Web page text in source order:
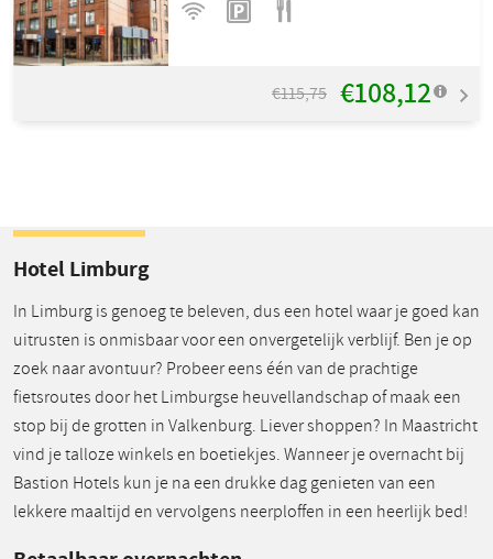
€115,75 €108,12
Hotel Limburg
In Limburg is genoeg te beleven, dus een hotel waar je goed kan
uitrusten is onmisbaar voor een onvergetelijk verblijf. Ben je op
zoek naar avontuur? Probeer eens één van de prachtige
fietsroutes door het Limburgse heuvellandschap of maak een
stop bij de grotten in Valkenburg. Liever shoppen? In Maastricht
vind je talloze winkels en boetiekjes. Wanneer je overnacht bij
Bastion Hotels kun je na een drukke dag genieten van een
lekkere maaltijd en vervolgens neerploffen in een heerlijk bed!